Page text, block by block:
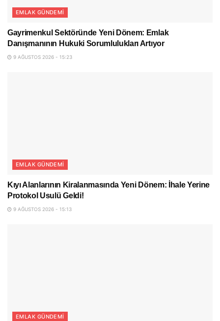
EMLAK GÜNDEMI
Gayrimenkul Sektöründe Yeni Dönem: Emlak
Danışmanının Hukuki Sorumlulukları Artıyor
9 AĞUSTOS 2026 - 15:23
EMLAK GÜNDEMI
Kıyı Alanlarının Kiralanmasında Yeni Dönem: İhale Yerine
Protokol Usulü Geldi!
9 AĞUSTOS 2026 - 15:13
EMLAK GÜNDEMI